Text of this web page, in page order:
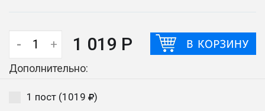
- + 1 019 Р
Дополнительно:
1 пост (1019
)